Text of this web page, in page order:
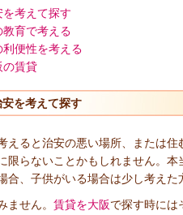
考えて探す
育で考える
便性を考える
の賃貸
を考えて探す
えると治安の悪い場所、または
限らないことかもしれません。
合、子供がいる場合は少し考えた
ません。 賃貸を大阪で探す時には